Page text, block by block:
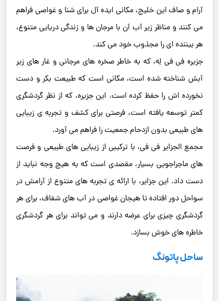
آرام و صاف این خلیج، مکانی ایده ‌آل برای شنا و غواصی فراهم
می ‌کنند و مناظر زیر آب آن با مرجان‌ ها و زندگی دریایی متنوع،
هر بیننده ‌ای را مجذوب خود می ‌کند.
جزیره فی‌ فی لِه، که به خاطر صخره ‌های مرجانی و غار های زیر
آبش شناخته شده است، مکانی است که طبیعت بکر و دست
‌نخورده‌ اش را حفظ کرده است. این جزیره، که از نظر گردشگری
کمتر توسعه یافته است، فرصتی برای کشف و تجربه‌ ی زیبایی‌
های طبیعی بدون ازدحام جمعیت را فراهم می ‌آورد.
مجمع ‌الجزایر فی ‌فی، با ترکیبی از زیبایی‌ های طبیعی و فرصت‌
های ماجراجویی بسیار، مقصدی است که به هیچ وجه نباید از
دست داد. این جزایر، با ارائه ‌ی تجربه‌ های متنوع از آرامش در
سواحل دور افتاده تا هیجان غواصی در آب‌ های شفاف، برای هر
گردشگری چیزی برای عرضه دارند و می تواند برای هر گردشگری
خاطره های خوش بسازد.
ساحل پاتونگ